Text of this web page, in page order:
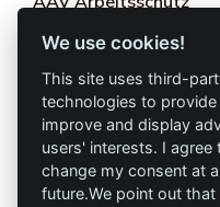
Allprotec® Solo
trabaja seguro
Omniprotect –
Tienda Online
We use cookies!
This site uses third-
technologies to
improve and display
users' interests. I
change my consent at
future.We point out